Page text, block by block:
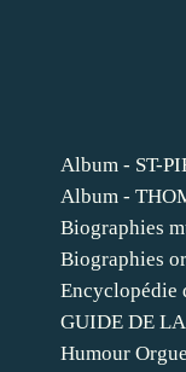
Album - ST-
Album -
Biographies
Biographies
Encyclopédie
GUIDE DE
Humour Orgue